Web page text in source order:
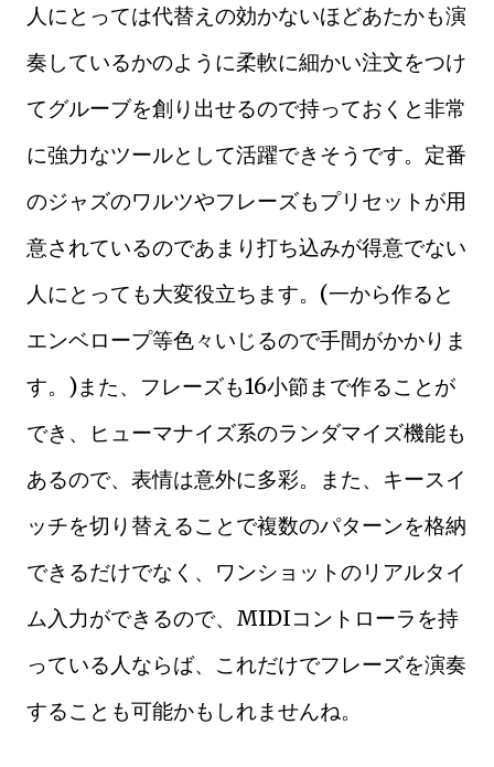
人にとっては代替えの効かないほどあたかも演
奏しているかのように柔軟に細かい注文をつけ
てグルーブを創り出せるので持っておくと非常
に強力なツールとして活躍できそうです。定番
のジャズのワルツやフレーズもプリセットが用
意されているのであまり打ち込みが得意でない
人にとっても大変役立ちます。(一から作ると
エンベロープ等色々いじるので手間がかかりま
す。)また、フレーズも16小節まで作ることが
でき、ヒューマナイズ系のランダマイズ機能も
あるので、表情は意外に多彩。また、キースイ
ッチを切り替えることで複数のパターンを格納
できるだけでなく、ワンショットのリアルタイ
ム入力ができるので、MIDIコントローラを持
っている人ならば、これだけでフレーズを演奏
することも可能かもしれませんね。